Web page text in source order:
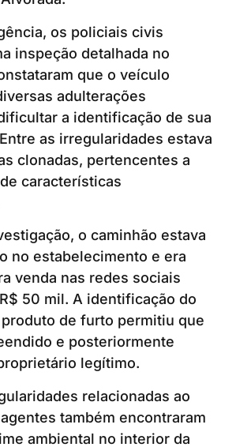
os policiais civis
inspeção detalhada no
que o veículo
adulterações
a identificação de sua
as irregularidades estava
clonadas, pertencentes a
características
o caminhão estava
no estabelecimento e era
venda nas redes sociais
50 mil. A identificação do
de furto permitiu que
e posteriormente
legítimo.
relacionadas ao
também encontraram
ambiental no interior da